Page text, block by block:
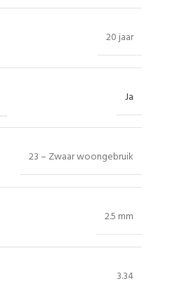
20 jaar
Ja
23 – Zwaar woongebruik
2.5 mm
3.34